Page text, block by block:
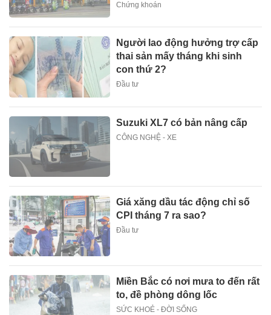
Chứng khoán
Người lao động hưởng trợ cấp
thai sản mấy tháng khi sinh
con thứ 2?
Đầu tư
Suzuki XL7 có bản nâng cấp
CÔNG NGHỆ - XE
Giá xăng dầu tác động chỉ số
CPI tháng 7 ra sao?
Đầu tư
Miền Bắc có nơi mưa to đến rất
to, đề phòng dông lốc
SỨC KHOẺ - ĐỜI SỐNG